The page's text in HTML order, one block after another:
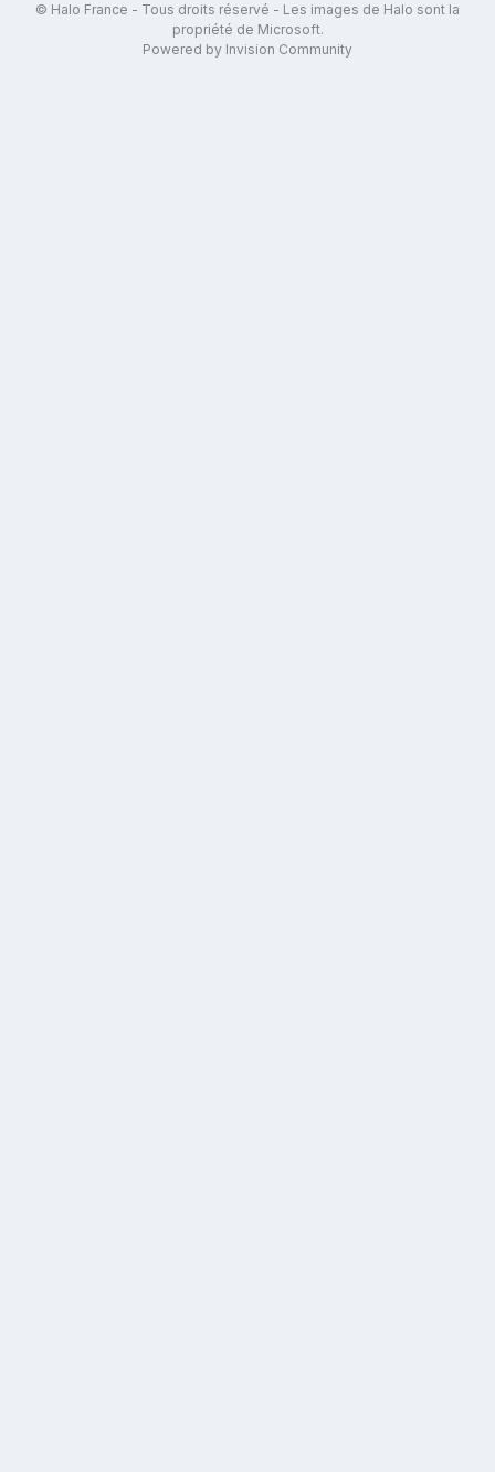
© Halo France - Tous droits réservé - Les images de Halo sont la
propriété de Microsoft.
Powered by Invision Community